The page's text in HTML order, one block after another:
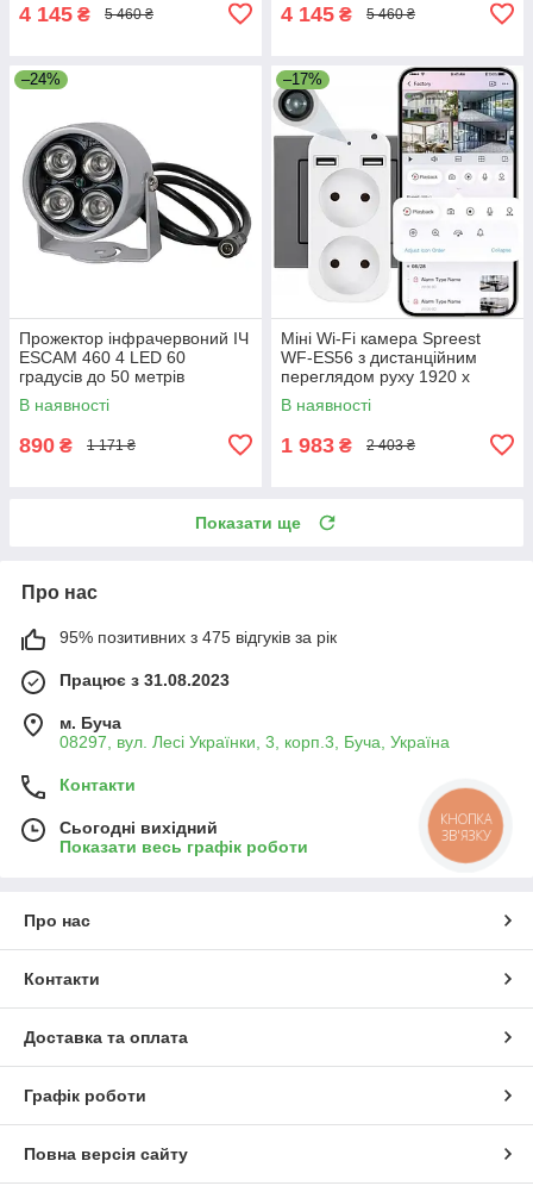
4 145 ₴ 5 460 ₴ 4 145 ₴ 5 460 ₴
–24%
Прожектор інфрачервоний ІЧ
ESCAM 460 4 LED 60
градусів до 50 метрів
Вуличний для камери
В наявності
890 ₴ 1 171 ₴
–17%
Міні Wi-Fi камера Spreest
WF-ES56 з дистанційним
переглядом руху 1920 x
1080P Білий
В наявності
1 983 ₴ 2 403 ₴
Показати ще
Про нас
95% позитивних з 475 відгуків за рік
Працює з 31.08.2023
м. Буча
08297, вул. Лесі Українки, 3, корп.3, Буча, Україна
Контакти
Сьогодні вихідний
Показати весь графік роботи
Про нас
Контакти
Доставка та оплата
Графік роботи
Повна версія сайту
КНОПКА
ЗВ'ЯЗКУ